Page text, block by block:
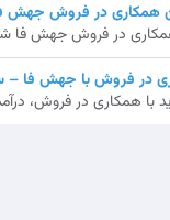
همکاری در فروش جهش
در فروش جهش فا
فروش با جهش فا – سود ۲۱٪ و هدیه
با همکاری در